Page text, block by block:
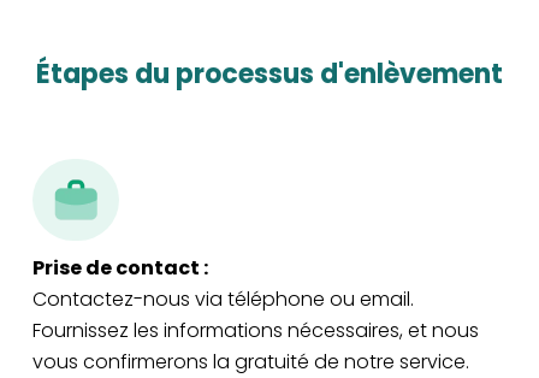
étapes du processus d'enlèvement
Prise de contact :
Contactez-nous via téléphone ou email.
Fournissez les informations nécessaires, et nous
vous confirmerons la gratuité de notre service.